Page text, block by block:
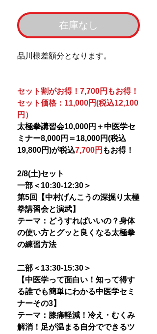
在庫なし
品川様差額分となります。
セット割がお得！7,700円もお得！
セット価格：11,000円(税込12,100
円）
太極拳講習会10,000円＋中医学セ
ミナー8,000円＝18,000円(税込
19,800円)が税込7,700円 もお得！
2/8(土)セット
一部＜10:30-12:30＞
第5回【中村げんこうの深掘り太極
拳講習会と演武】
テーマ：どうすればいいの？身体
の使い方とグッと良くなる太極拳
の練習方法
二部＜13:30-15:30＞
【中医学って面白い！知って得す
る誰でも簡単にわかる中医学セミ
ナーその3】
テーマ：膝痛軽減！冷え・むくみ
解消！足が温まる自分でできるツ